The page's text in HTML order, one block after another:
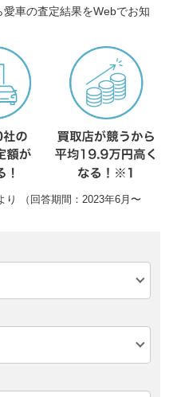
愛車の査定結果をWebでお知
り （回答期間：2023年6月〜